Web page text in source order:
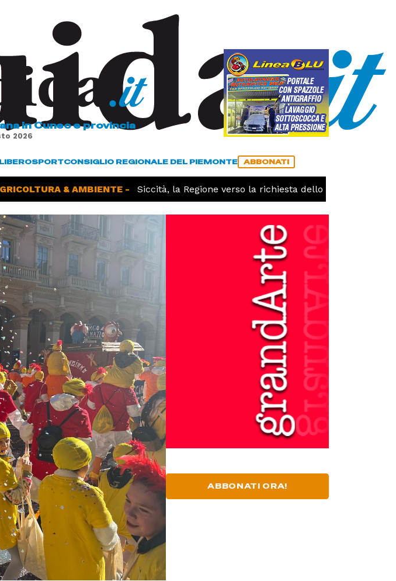
in Cuneo e provincia
2026
SPORTCONSIGLIO REGIONALE DEL PIEMONTE ABBONATI
& AMBIENTE - Siccità, la Regione verso la richiesta dello stato di calamità naturale
ABBONATI ORA!